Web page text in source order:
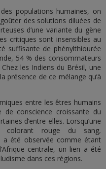
populations humaines, on
des solutions diluées de
d’une variante du gène
critiques sont insensibles au
suffisante de phénylthiourée
54 % des consommateurs
les Indiens du Brésil, une
présence de ce mélange qu’à
entre les êtres humains
conscience croissante du
d’entre elles. Lorsqu’une
colorant rouge du sang,
a été observée comme étant
centrale, un lien a été
dans ces régions.